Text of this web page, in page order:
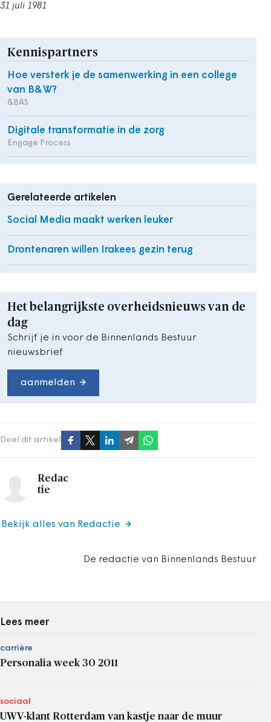
31 juli 1981
Kennispartners
Hoe versterk je de samenwerking in een college
van B&W?
&BAS
Digitale transformatie in de zorg
Engage Process
Gerelateerde artikelen
Social Media maakt werken leuker
Drontenaren willen Irakees gezin terug
Het belangrijkste overheidsnieuws van de
dag
Schrijf je in voor de Binnenlands Bestuur
nieuwsbrief
aanmelden
Deel dit artikel
Redac
tie
De redactie van Binnenlands Bestuur
Bekijk alles van Redactie
Lees meer
carrière
Personalia week 30 2011
sociaal
UWV-klant Rotterdam van kastje naar de muur